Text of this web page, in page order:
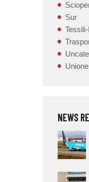
Sur
NEWS